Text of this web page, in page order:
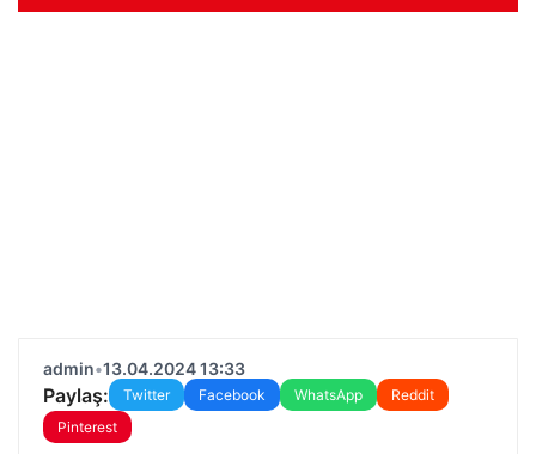
admin•13.04.2024 13:33
Paylaş: Twitter Facebook WhatsApp
Reddit
Pinterest